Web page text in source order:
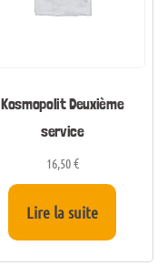
Kosmopolit Deuxième
service
16,50€
Lire la suite